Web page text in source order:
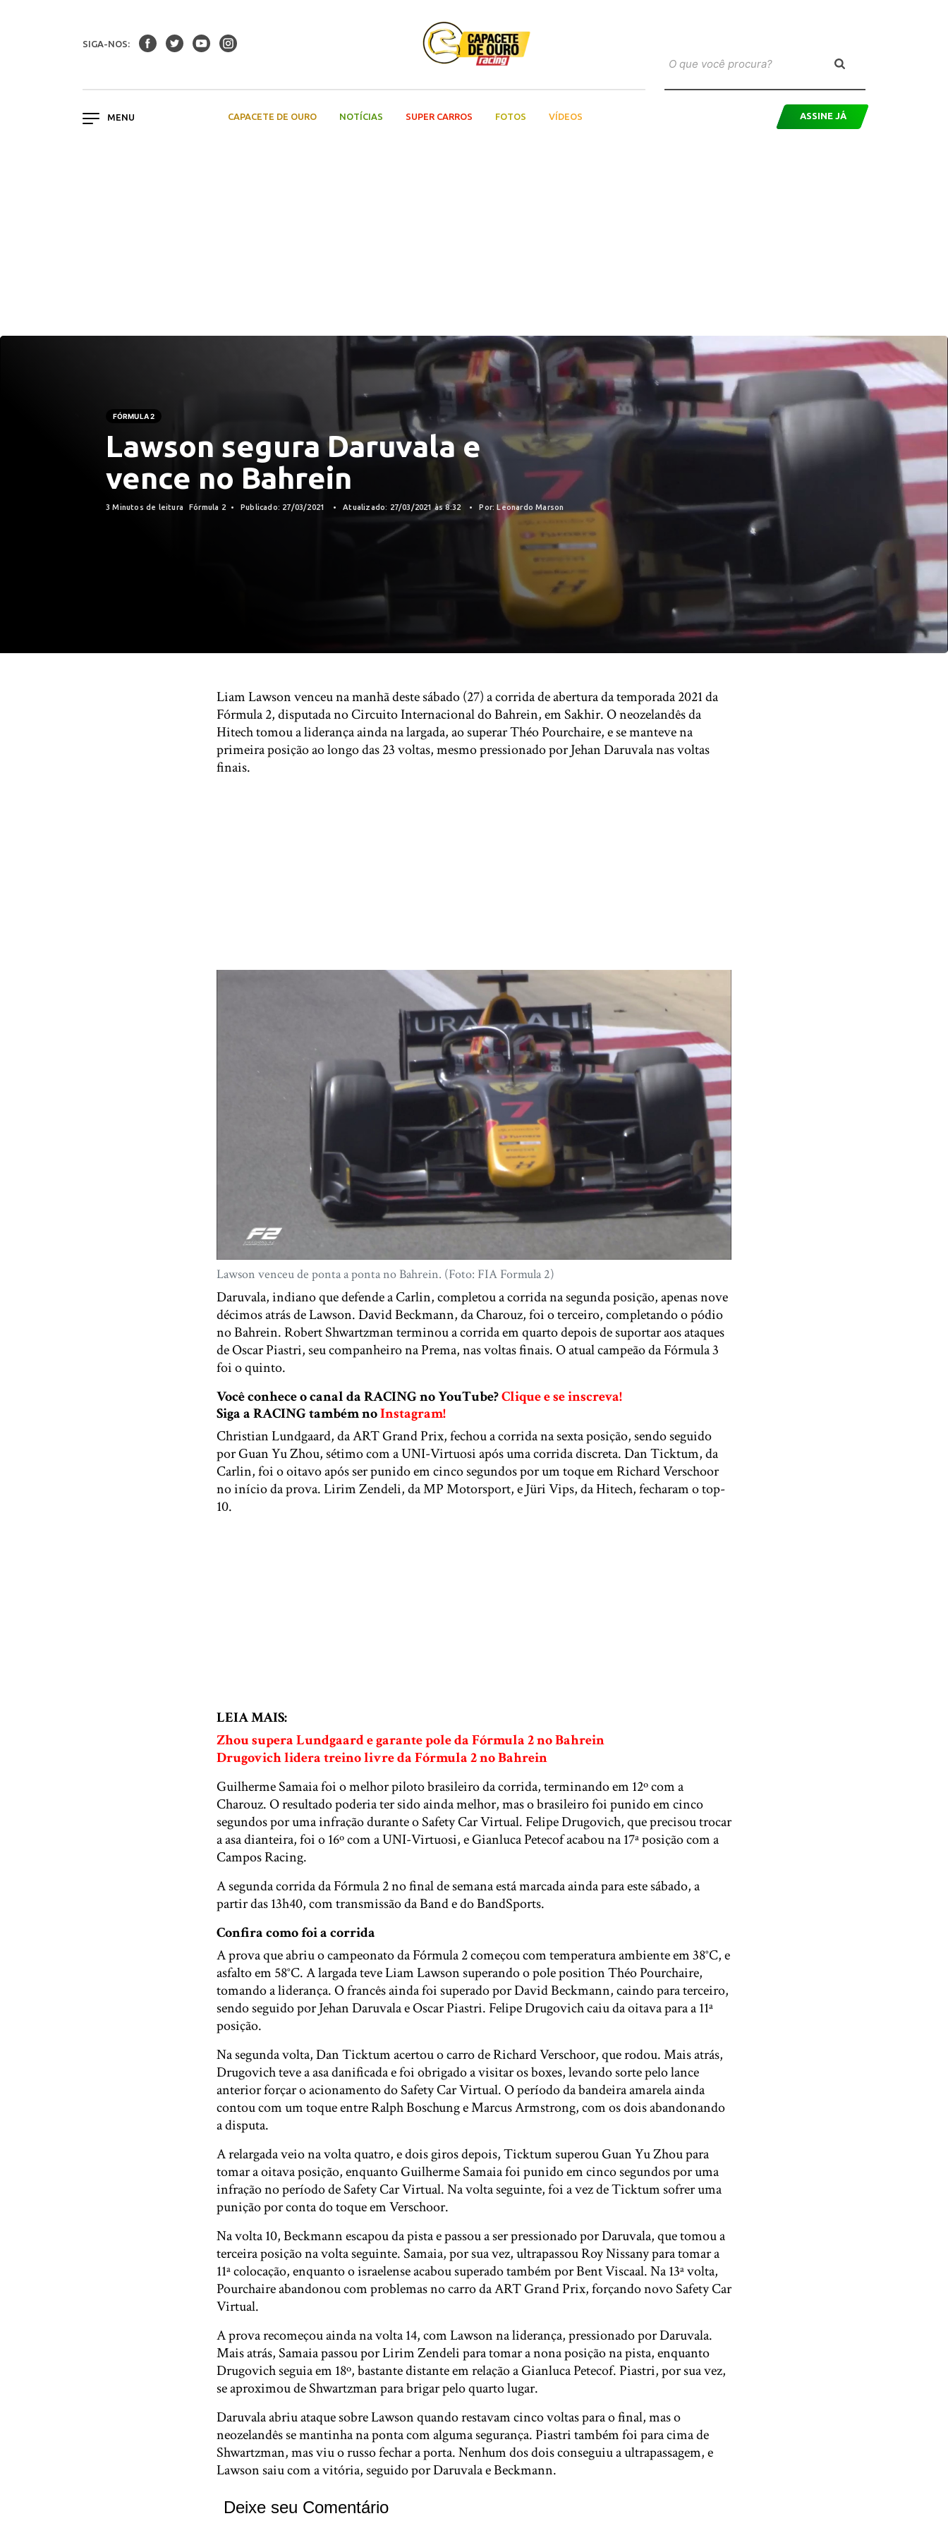
SIGA-NOS:
CAPACETE DE OURO NOTÍCIAS SUPER CARROS FOTOS VÍDEOS ASSINE JÁ
FÓRMULA 2
Lawson segura Daruvala e
vence no Bahrein
3 Minutos de leitura Fórmula 2 Publicado: 27/03/2021 Atualizado: 27/03/2021 às 8:32 Por: Leonardo Marson
Liam Lawson venceu na manhã deste sábado (27) a corrida de abertura da temporada 2021 da
Fórmula 2, disputada no Circuito Internacional do Bahrein, em Sakhir. O neozelandês da
Hitech tomou a liderança ainda na largada, ao superar Théo Pourchaire, e se manteve na
primeira posição ao longo das 23 voltas, mesmo pressionado por Jehan Daruvala nas voltas
finais.
Lawson venceu de ponta a ponta no Bahrein. (Foto: FIA Formula 2)
Daruvala, indiano que defende a Carlin, completou a corrida na segunda posição, apenas nove
décimos atrás de Lawson. David Beckmann, da Charouz, foi o terceiro, completando o pódio
no Bahrein. Robert Shwartzman terminou a corrida em quarto depois de suportar aos ataques
de Oscar Piastri, seu companheiro na Prema, nas voltas finais. O atual campeão da Fórmula 3
foi o quinto.
Você conhece o canal da RACING no YouTube?Clique e se inscreva!
Siga a RACING também noInstagram!
Christian Lundgaard, da ART Grand Prix, fechou a corrida na sexta posição, sendo seguido
por Guan Yu Zhou, sétimo com a UNI-Virtuosi após uma corrida discreta. Dan Ticktum, da
Carlin, foi o oitavo após ser punido em cinco segundos por um toque em Richard Verschoor
no início da prova. Lirim Zendeli, da MP Motorsport, e Jüri Vips, da Hitech, fecharam o top-
10.
LEIA MAIS:
Zhou supera Lundgaard e garante pole da Fórmula 2 no Bahrein
Drugovich lidera treino livre da Fórmula 2 no Bahrein
Guilherme Samaia foi o melhor piloto brasileiro da corrida, terminando em 12º com a
Charouz. O resultado poderia ter sido ainda melhor, mas o brasileiro foi punido em cinco
segundos por uma infração durante o Safety Car Virtual. Felipe Drugovich, que precisou trocar
a asa dianteira, foi o 16º com a UNI-Virtuosi, e Gianluca Petecof acabou na 17ª posição com a
Campos Racing.
A segunda corrida da Fórmula 2 no final de semana está marcada ainda para este sábado, a
partir das 13h40, com transmissão da Band e do BandSports.
Confira como foi a corrida
A prova que abriu o campeonato da Fórmula 2 começou com temperatura ambiente em 38°C, e
asfalto em 58°C. A largada teve Liam Lawson superando o pole position Théo Pourchaire,
tomando a liderança. O francês ainda foi superado por David Beckmann, caindo para terceiro,
sendo seguido por Jehan Daruvala e Oscar Piastri. Felipe Drugovich caiu da oitava para a 11ª
posição.
Na segunda volta, Dan Ticktum acertou o carro de Richard Verschoor, que rodou. Mais atrás,
Drugovich teve a asa danificada e foi obrigado a visitar os boxes, levando sorte pelo lance
anterior forçar o acionamento do Safety Car Virtual. O período da bandeira amarela ainda
contou com um toque entre Ralph Boschung e Marcus Armstrong, com os dois abandonando
a disputa.
A relargada veio na volta quatro, e dois giros depois, Ticktum superou Guan Yu Zhou para
tomar a oitava posição, enquanto Guilherme Samaia foi punido em cinco segundos por uma
infração no período de Safety Car Virtual. Na volta seguinte, foi a vez de Ticktum sofrer uma
punição por conta do toque em Verschoor.
Na volta 10, Beckmann escapou da pista e passou a ser pressionado por Daruvala, que tomou a
terceira posição na volta seguinte. Samaia, por sua vez, ultrapassou Roy Nissany para tomar a
11ª colocação, enquanto o israelense acabou superado também por Bent Viscaal. Na 13ª volta,
Pourchaire abandonou com problemas no carro da ART Grand Prix, forçando novo Safety Car
Virtual.
A prova recomeçou ainda na volta 14, com Lawson na liderança, pressionado por Daruvala.
Mais atrás, Samaia passou por Lirim Zendeli para tomar a nona posição na pista, enquanto
Drugovich seguia em 18º, bastante distante em relação a Gianluca Petecof. Piastri, por sua vez,
se aproximou de Shwartzman para brigar pelo quarto lugar.
Daruvala abriu ataque sobre Lawson quando restavam cinco voltas para o final, mas o
neozelandês se mantinha na ponta com alguma segurança. Piastri também foi para cima de
Shwartzman, mas viu o russo fechar a porta. Nenhum dos dois conseguiu a ultrapassagem, e
Lawson saiu com a vitória, seguido por Daruvala e Beckmann.
Deixe seu Comentário